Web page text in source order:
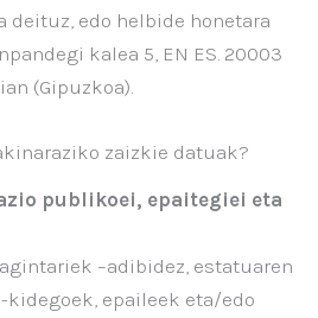
deituz, edo helbide honetara
kalea 5, EN ES. 20003
(Gipuzkoa).
zaizkie datuak?
publikoei, epaitegiei eta
–adibidez, estatuaren
epaileek eta/edo